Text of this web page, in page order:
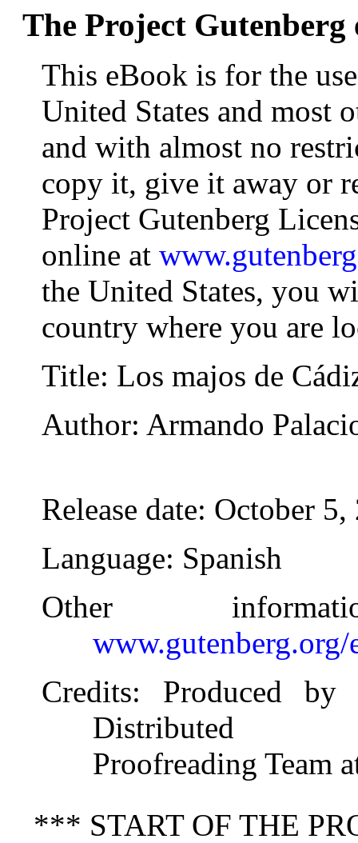
The Project
This eBook is for the
United States and most
and with almost no
copy it, give it away or
Project Gutenberg
online at
the United States, you
country where you are
Title: Los majos de
Author: Armando
Release date: October
Language: Spanish
Other
Credits: Produced by
Distributed
Proofreading Team
*** START OF THE